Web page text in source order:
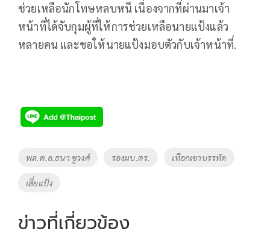
ช่วยเหลือนักโทษหลบหนี เนื่องจากที่ผ่านมาเจ้า
หน้าที่ได้จับกุมผู้ที่ให้การช่วยเหลือนายแป้งแล้ว
หลายคน และขอให้นายแป้งมอบตัวกับเจ้าหน้าที่.
Tags
พล.ต.อ.ธนา ชูวงศ์ รองผบ.ตร. เทือกเขาบรรทัด
เสี่ยแป้ง
ข่าวที่เกี่ยวข้อง